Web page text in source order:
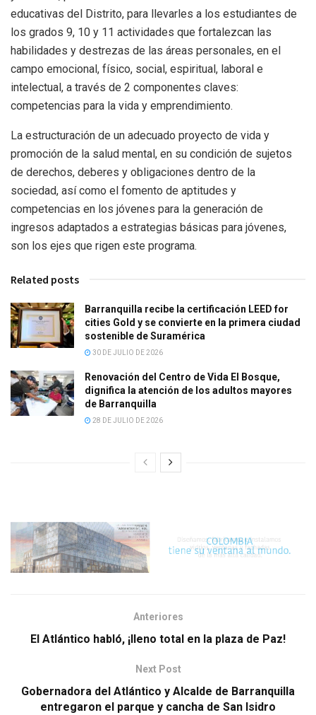
educativas del Distrito, para llevarles a los estudiantes de
los grados 9, 10 y 11 actividades que fortalezcan las
habilidades y destrezas de las áreas personales, en el
campo emocional, físico, social, espiritual, laboral e
intelectual, a través de 2 componentes claves:
competencias para la vida y emprendimiento.
La estructuración de un adecuado proyecto de vida y
promoción de la salud mental, en su condición de sujetos
de derechos, deberes y obligaciones dentro de la
sociedad, así como el fomento de aptitudes y
competencias en los jóvenes para la generación de
ingresos adaptados a estrategias básicas para jóvenes,
son los ejes que rigen este programa.
Related posts
Barranquilla recibe la certificación LEED for
cities Gold y se convierte en la primera ciudad
sostenible de Suramérica
30 DE JULIO DE 2026
Renovación del Centro de Vida El Bosque,
dignifica la atención de los adultos mayores
de Barranquilla
28 DE JULIO DE 2026
Anteriores
El Atlántico habló, ¡lleno total en la plaza de Paz!
Next Post
Gobernadora del Atlántico y Alcalde de Barranquilla
entregaron el parque y cancha de San Isidro